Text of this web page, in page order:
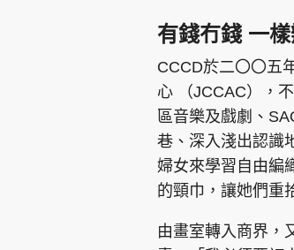
有錢冇錢 一
CCCD於二〇〇五
心 （JCCAC），
區音樂及戲劇、
巷、深入淺出認識
婦女來學習自由編
的頸巾，讓她們重
由畫室轉入商界，